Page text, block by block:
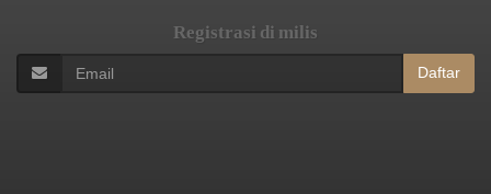
Registrasi di milis
Daftar